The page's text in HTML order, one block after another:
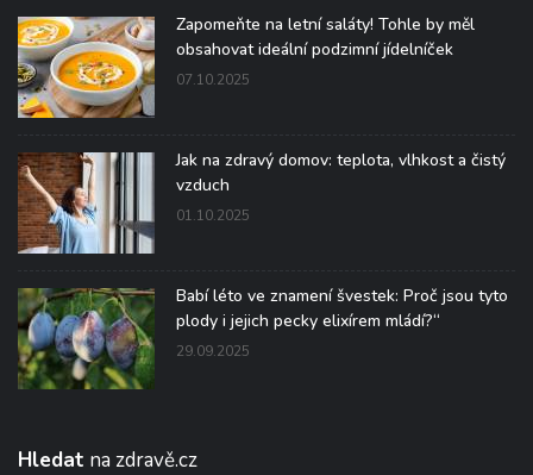
Zapomeňte na letní saláty! Tohle by měl
obsahovat ideální podzimní jídelníček
07.10.2025
Jak na zdravý domov: teplota, vlhkost a čistý
vzduch
01.10.2025
Babí léto ve znamení švestek: Proč jsou tyto
plody i jejich pecky elixírem mládí?“
29.09.2025
Hledat na zdravě.cz